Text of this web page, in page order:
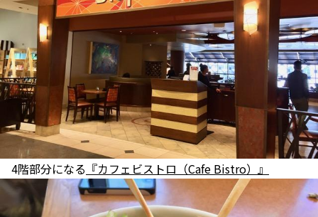
4階部分になる 『カフェビストロ（Cafe Bistro）』